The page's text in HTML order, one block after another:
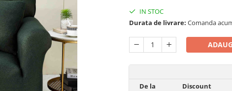
IN STOC
Durata de livrare: Comanda
De la
Discount